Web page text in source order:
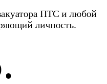
ПТС и любой
личность.